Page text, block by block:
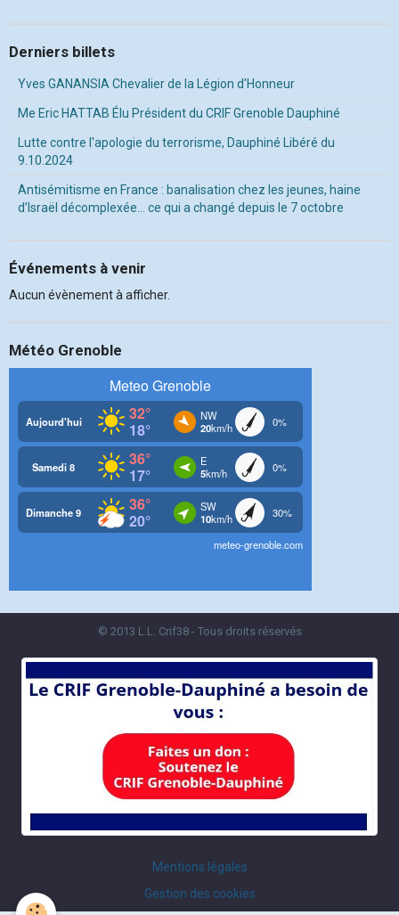
Derniers billets
Yves GANANSIA Chevalier de la Légion d'Honneur
Me Eric HATTAB Élu Président du CRIF Grenoble Dauphiné
Lutte contre l'apologie du terrorisme, Dauphiné Libéré du
9.10.2024
Antisémitisme en France : banalisation chez les jeunes, haine
d’Israël décomplexée… ce qui a changé depuis le 7 octobre
Événements à venir
Aucun évènement à afficher.
Météo Grenoble
© 2013 L.L. Crif38 - Tous droits réservés
Mentions légales
Gestion des cookies